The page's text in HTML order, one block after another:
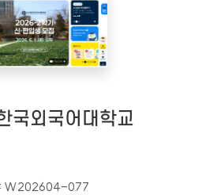
국외국어대학교
W202604-077